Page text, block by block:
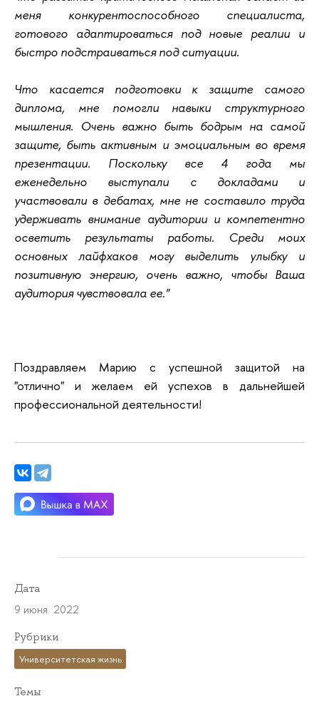
меня конкурентоспособного специалиста,
готового адаптироваться под новые реалии и
быстро подстраиваться под ситуации.
Что касается подготовки к защите самого
диплома, мне помогли навыки структурного
мышления. Очень важно быть бодрым на самой
защите, быть активным и эмоциальным во время
презентации. Поскольку все 4 года мы
еженедельно выступали с докладами и
участвовали в дебатах, мне не составило труда
удерживать внимание аудитории и компетентно
осветить результаты работы. Среди моих
основных лайфхаков могу выделить улыбку и
позитивную энергию, очень важно, чтобы Ваша
аудитория чувствовала ее."
Поздравляем Марию с успешной защитой на
"отлично" и желаем ей успехов в дальнейшей
профессиональной деятельности!
Дата
9 июня 2022
Рубрики
Университетская жизнь
Темы